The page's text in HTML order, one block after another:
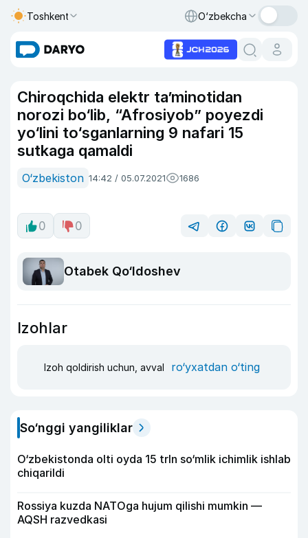
Toshkent O‘zbekcha
Chiroqchida elektr ta’minotidan
norozi bo‘lib, “Afrosiyob” poyezdi
yo‘lini to‘sganlarning 9 nafari 15
sutkaga qamaldi
O‘zbekiston 14:42 / 05.07.2021 1686
0 0
Otabek Qo‘ldoshev
Izohlar
Izoh qoldirish uchun, avval ro‘yxatdan o‘ting
So‘nggi yangiliklar
O‘zbekistonda olti oyda 15 trln so‘mlik ichimlik ishlab
chiqarildi
Rossiya kuzda NATOga hujum qilishi mumkin —
AQSH razvedkasi